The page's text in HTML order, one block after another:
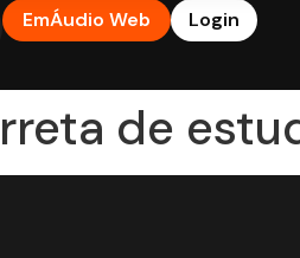
EmÁudio Web Login
de